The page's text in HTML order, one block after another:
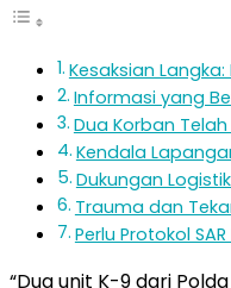
Kesaksian
Informasi yang
Dua Korban
Kendala
Dukungan
Trauma dan
Perlu Protokol
“Dua unit K-9 dari